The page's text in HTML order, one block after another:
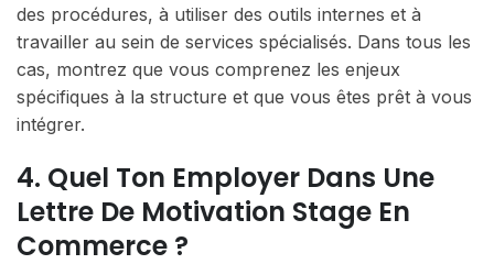
des procédures, à utiliser des outils internes et à
travailler au sein de services spécialisés. Dans tous les
cas, montrez que vous comprenez les enjeux
spécifiques à la structure et que vous êtes prêt à vous
intégrer.
4. Quel Ton Employer Dans Une
Lettre De Motivation Stage En
Commerce ?